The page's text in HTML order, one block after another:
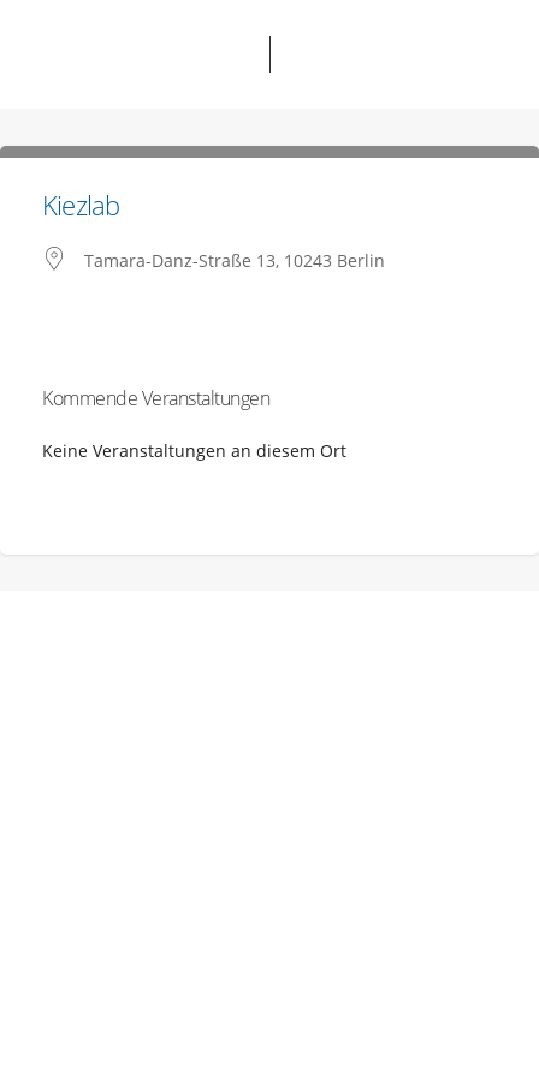
Kiezlab
Tamara-Danz-Straße 13, 10243 Berlin
Kommende Veranstaltungen
Keine Veranstaltungen an diesem Ort